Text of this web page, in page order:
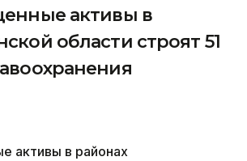
активы в
области строят 51
активы в районах